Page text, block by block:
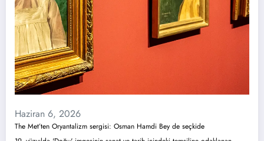
Haziran 6, 2026
The Met’ten Oryantalizm sergisi: Osman Hamdi Bey de seçkide